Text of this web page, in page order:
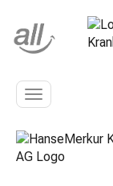
Navigation